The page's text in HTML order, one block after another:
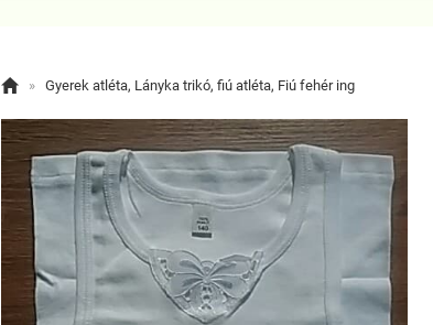
 » Gyerek atléta, Lányka trikó, fiú atléta, Fiú fehér ing